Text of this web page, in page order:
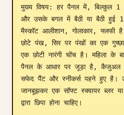
मुख्य विषय: हर पैनल में, बिल्कुल 1
और उसके बगल में बैठी या बैठी हुई 1
मैस्कॉट आलीशान, गोलाकार, फ्लफी
छोटे पंख, सिर पर पंखों का एक
एक छोटी नारंगी चोंच है। महिला के
पैनल के आधार पर जूड़ा है, कैजुअल
सफेद पैंट और स्नीकर्स पहने हुए है।
जानबूझकर एक सॉफ्ट स्क्वायर ब्लर
द्वारा छिपा होना चाहिए।